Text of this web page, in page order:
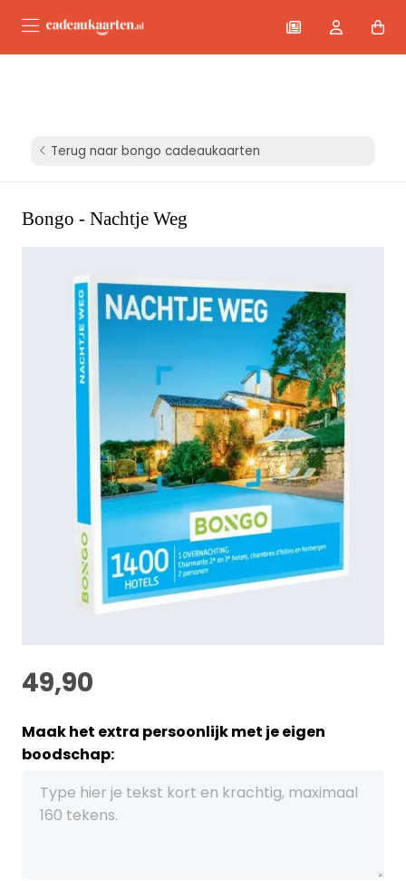
Terug naar bongo cadeaukaarten
Bongo - Nachtje Weg
49,90
Maak het extra persoonlijk met je eigen
boodschap: